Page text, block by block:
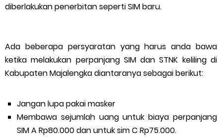
diberlakukan penerbitan seperti SIM baru.
Ada beberapa persyaratan yang harus anda bawa
ketika melakukan perpanjang SIM dan STNK keliling di
Kabupaten Majalengka diantaranya sebagai berikut:
Jangan lupa pakai masker
Membawa sejumlah uang untuk biaya perpanjang
SIM A Rp80.000 dan untuk sim C Rp75.000.